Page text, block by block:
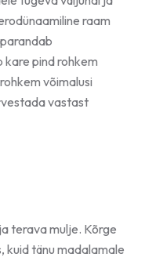
raam
pind rohkem
võimalusi
vastast
terava mulje. Kõrge
kuid tänu madalamale